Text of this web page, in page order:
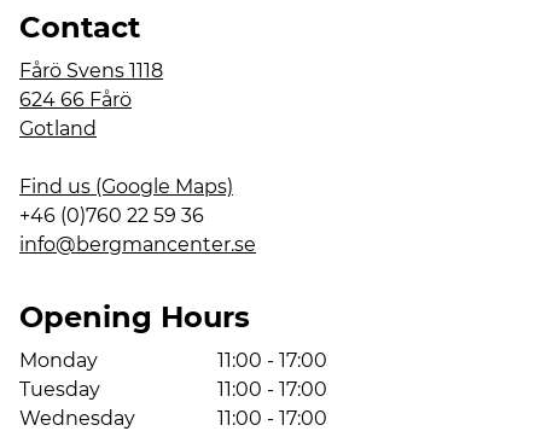
Contact
Fårö Svens 1118
624 66 Fårö
Gotland
Find us (Google Maps)
+46 (0)760 22 59 36
info@bergmancenter.se
Opening Hours
Monday
11:00 - 17:00
Tuesday
11:00 - 17:00
Wednesday
11:00 - 17:00